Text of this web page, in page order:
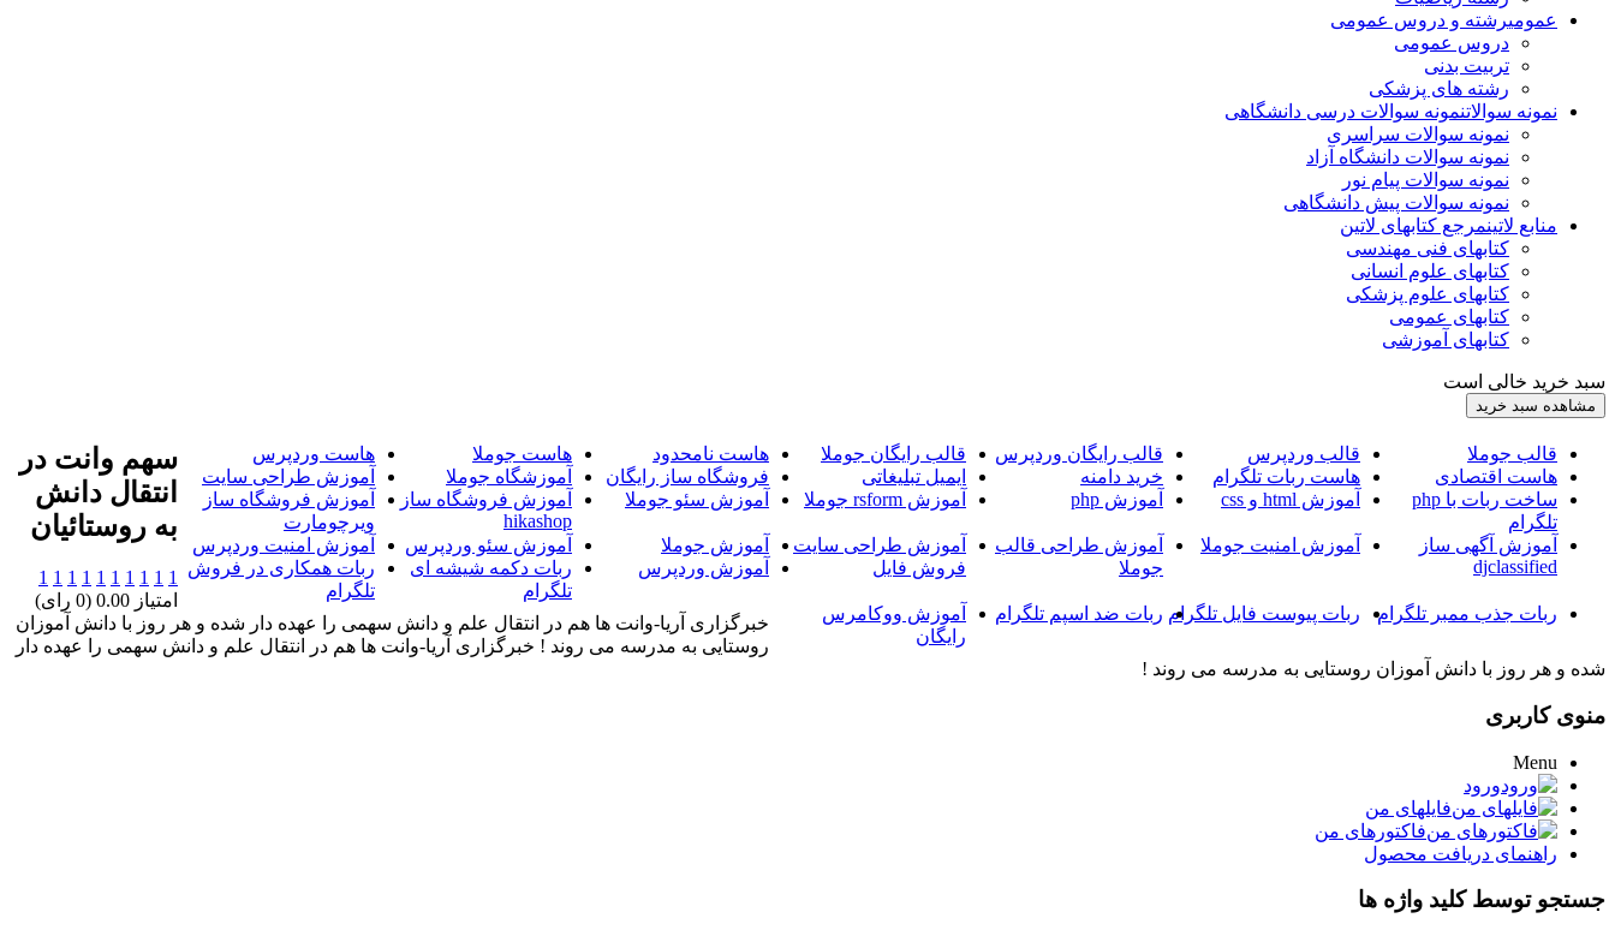
عمومیرشته و دروس عمومی
دروس عمومی
تربیت بدنی
رشته های پزشکی
نمونه سوالاتنمونه سوالات درسی دانشگاهی
نمونه سوالات سراسری
نمونه سوالات دانشگاه آزاد
نمونه سوالات پیام نور
نمونه سوالات پیش دانشگاهی
منابع لاتینمرجع کتابهای لاتین
کتابهای فنی مهندسی
کتابهای علوم انسانی
کتابهای علوم پزشکی
کتابهای عمومی
کتابهای آموزشی
سبد خرید خالی است
قالب جوملا قالب وردپرس قالب رایگان وردپرس قالب رایگان جوملا هاست نامحدود هاست جوملا
هاست وردپرس
هاست اقتصادی
هاست ربات تلگرام خرید دامنه ایمیل تبلیغاتی فروشگاه ساز رایگان آموزشگاه جوملا
آموزش طراحی سایت
ساخت ربات با php
تلگرام
آموزش html و css آموزش php آموزش rsform جوملا آموزش سئو جوملا
آموزش فروشگاه ساز
hikashop
آموزش فروشگاه ساز
ویرچومارت
آموزش آگهی ساز
djclassified
آموزش امنیت جوملا
آموزش طراحی قالب
جوملا
آموزش طراحی سایت
فروش فایل
آموزش جوملا آموزش سئو وردپرس
آموزش امنیت وردپرس
آموزش وردپرس
ربات دکمه شیشه ای
تلگرام
ربات همکاری در فروش
تلگرام
ربات جذب ممبر تلگرام
ربات پیوست فایل تلگرام ربات ضد اسپم تلگرام
آموزش ووکامرس
رایگان
سهم وانت در
انتقال دانش
به روستائيان
1
1
1
1
1
1
1
1
1
1
امتیاز 0.00 (0 رای)
خبرگزاری آریا-وانت ها هم در انتقال علم و دانش سهمی را عهده دار شده و هر روز با دانش آموزان
روستایی به مدرسه می روند ! خبرگزاری آریا-وانت ها هم در انتقال علم و دانش سهمی را عهده دار
شده و هر روز با دانش آموزان روستایی به مدرسه می روند !
منوی کاربری
Menu
ورود
فایلهای من
فاکتورهای من
راهنمای دریافت محصول
جستجو توسط کلید واژه ها